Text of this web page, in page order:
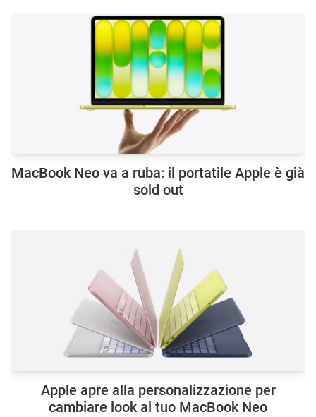
MacBook Neo va a ruba: il portatile Apple è già
sold out
Apple apre alla personalizzazione per
cambiare look al tuo MacBook Neo